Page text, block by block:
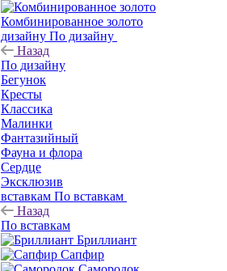
Комбинированное золото
По дизайну
Назад
По дизайну
Бегунок
Кресты
Классика
Малинки
Фантазийный
Фауна и флора
Сердце
Эксклюзив
По вставкам
Назад
По вставкам
Бриллиант
Сапфир